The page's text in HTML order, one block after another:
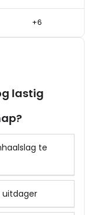
+6
lastig
te
uitdager